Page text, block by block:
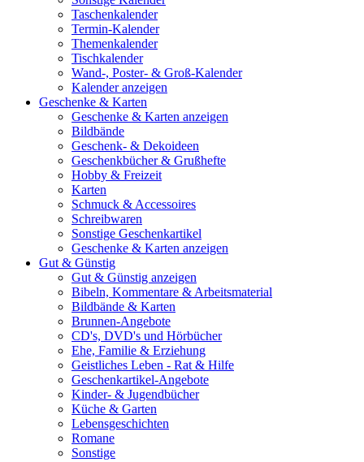
Taschenkalender
Termin-Kalender
Themenkalender
Tischkalender
Wand-, Poster- & Groß-Kalender
Kalender anzeigen
Geschenke & Karten
Geschenke & Karten anzeigen
Bildbände
Geschenk- & Dekoideen
Geschenkbücher & Grußhefte
Hobby & Freizeit
Karten
Schmuck & Accessoires
Schreibwaren
Sonstige Geschenkartikel
Geschenke & Karten anzeigen
Gut & Günstig
Gut & Günstig anzeigen
Bibeln, Kommentare & Arbeitsmaterial
Bildbände & Karten
Brunnen-Angebote
CD's, DVD's und Hörbücher
Ehe, Familie & Erziehung
Geistliches Leben - Rat & Hilfe
Geschenkartikel-Angebote
Kinder- & Jugendbücher
Küche & Garten
Lebensgeschichten
Romane
Sonstige